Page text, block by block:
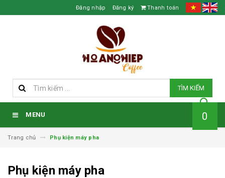
Đăng nhập Đăng ký Thanh toán
TÌM KIẾM
MENU 0
Trang chủ Phụ kiện máy pha
Phụ kiện máy pha